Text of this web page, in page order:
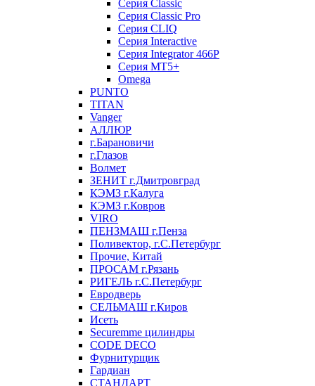
Серия Classic
Серия Classic Pro
Серия CLIQ
Серия Interactive
Серия Integrator 466P
Серия MT5+
Omega
PUNTO
TITAN
Vanger
АЛЛЮР
г.Барановичи
г.Глазов
Волмет
ЗЕНИТ г.Дмитровград
КЭМЗ г.Калуга
КЭМЗ г.Ковров
VIRO
ПЕНЗМАШ г.Пенза
Поливектор, г.С.Петербург
Прочие, Китай
ПРОСАМ г.Рязань
РИГЕЛЬ г.С.Петербург
Евродверь
СЕЛЬМАШ г.Киров
Исеть
Securemme цилиндры
CODE DECO
Фурнитурщик
Гардиан
СТАНДАРТ